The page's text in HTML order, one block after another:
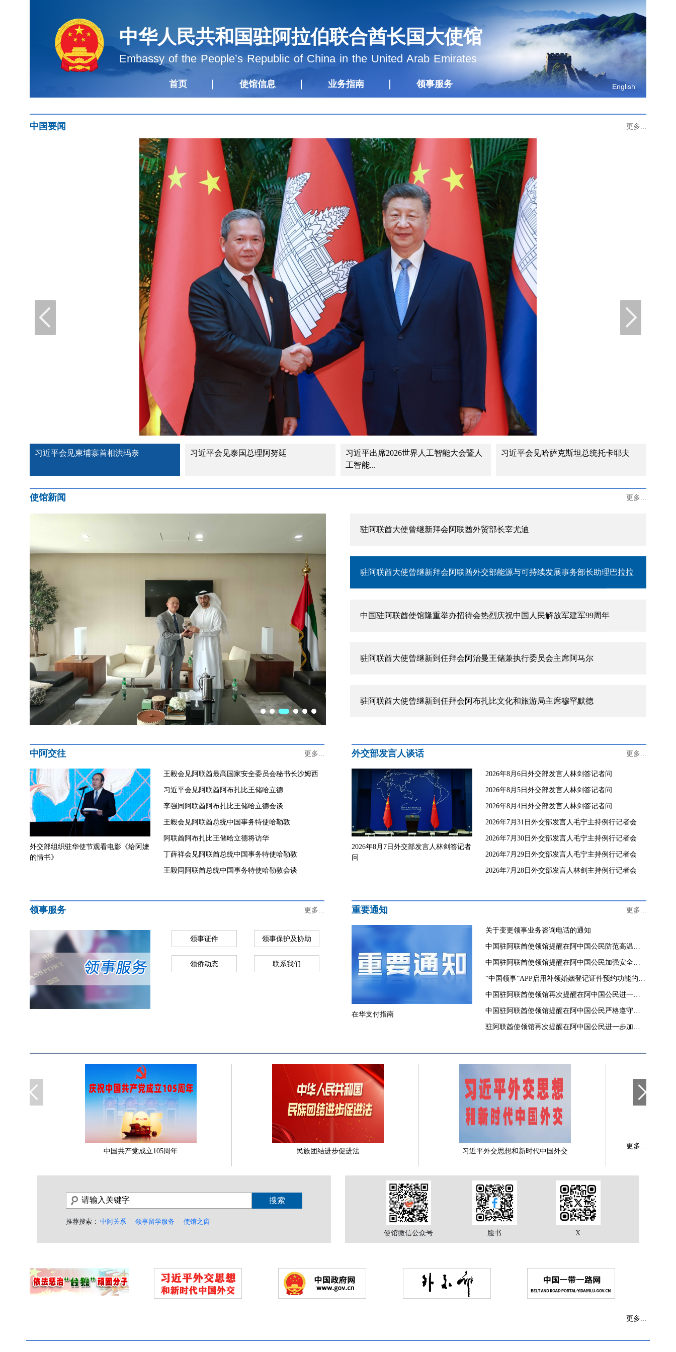
中华人民共和国驻阿拉伯联合酋长国大使馆
Embassy of the People’s Republic of China in the United Arab Emirates
首页 使馆信息 业务指南 领事服务 English
中国要闻 更多...
习近平会见柬埔寨首相洪玛奈 习近平会见泰国总理阿努廷
习近平出席2026世界人工智能大会暨人
工智能...
习近平会见哈萨克斯坦总统托卡耶夫
使馆新闻 更多...
驻阿联酋大使曾继新在阿主流媒体发表署名文章《团结是强国之本》
驻阿联酋大使曾继新拜会阿联酋外贸部长宰尤迪
驻阿联酋大使曾继新拜会阿联酋外交部能源与可持续发展事务部长助理巴拉拉
中国驻阿联酋使馆隆重举办招待会热烈庆祝中国人民解放军建军99周年
驻阿联酋大使曾继新到任拜会阿治曼王储兼执行委员会主席阿马尔
驻阿联酋大使曾继新到任拜会阿布扎比文化和旅游局主席穆罕默德
中阿交往 更多...
外交部组织驻华使节观看电影《给阿嬷
的情书》
王毅会见阿联酋最高国家安全委员会秘书长沙姆西
习近平会见阿联酋阿布扎比王储哈立德
李强同阿联酋阿布扎比王储哈立德会谈
​王毅会见阿联酋总统中国事务特使哈勒敦
阿联酋阿布扎比王储哈立德将访华
丁薛祥会见阿联酋总统中国事务特使哈勒敦
王毅同阿联酋总统中国事务特使哈勒敦会谈
外交部发言人谈话 更多...
2026年8月7日外交部发言人林剑答记者
问
2026年8月6日外交部发言人林剑答记者问
2026年8月5日外交部发言人林剑答记者问
2026年8月4日外交部发言人林剑答记者问
2026年7月31日外交部发言人毛宁主持例行记者会
2026年7月30日外交部发言人毛宁主持例行记者会
2026年7月29日外交部发言人毛宁主持例行记者会
2026年7月28日外交部发言人林剑主持例行记者会
领事服务 更多...
领事证件 领事保护及协助
领侨动态 联系我们
重要通知 更多...
在华支付指南
关于变更领事业务咨询电话的通知
中国驻阿联酋使领馆提醒在阿中国公民防范高温酷
暑
中国驻阿联酋使领馆提醒在阿中国公民加强安全防
范
“中国领事”APP启用补领婚姻登记证件预约功能的通
知
中国驻阿联酋使领馆再次提醒在阿中国公民进一步
加强安全防范
中国驻阿联酋使领馆提醒在阿中国公民严格遵守当
地法律和政府有关要求
驻阿联酋使领馆再次提醒在阿中国公民进一步加强
中国共产党成立105周年 民族团结进步促进法 习近平外交思想和新时代中国外交
更多...
推荐搜索： 中阿关系 领事留学服务
使馆之窗
使馆微信公众号
脸书 X
更多...